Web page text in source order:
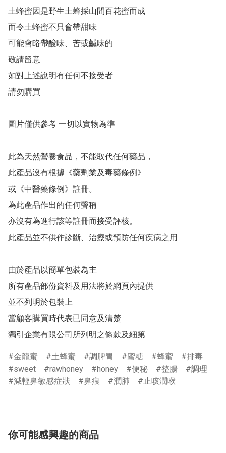
土蜂蜜因是野生土蜂採山間百花蜜而成
而令土蜂蜜不只會帶甜味
可能會略帶酸味、苦或鹹味的
敬請留意
如對上述說明有任何不接受者
請勿購買
圖片僅供參考 一切以實物為準
此為天然營養食品，不能取代任何藥品，
此產品沒有根據《藥劑業及毒藥條例》
或《中醫藥條例》註冊。
為此產品作出的任何聲稱
亦沒有為進行該等註冊而接受評核。
此產品並不供作診斷、治療或預防任何疾病之用
由於產品以簡單包裝為主
所有產品部份資料及用法將於網頁內提供
並不列明於包裝上
當顧客購買時代表已同意及清楚
獨引企業有限公司所列明之條款及細第
金龍蜜 土蜂蜜 調脾胃 蜜糖 蜂蜜
排毒
sweet
rawhoney honey 便秘 整腸
調理
減輕鼻敏感症狀
鼻痕 潤肺 止咳潤喉
你可能感興趣的商品